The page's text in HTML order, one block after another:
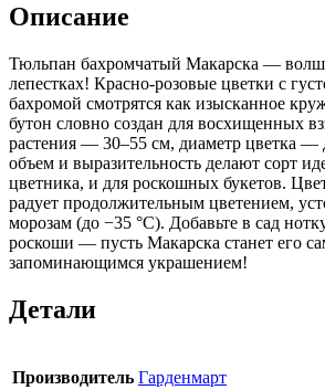
Описание
Тюльпан бахромчатый Макарска —
лепестках! Красно‑розовые цветки с
бахромой смотрятся как изысканное
бутон словно создан для восхищенных
растения — 30–55 см, диаметр цветка —
объем и выразительность делают сорт
цветника, и для роскошных букетов.
радует продолжительным цветением,
морозам (до −35 °C). Добавьте в сад
роскоши — пусть Макарска станет его
запоминающимся украшением!
Детали
Производитель Гарденмарт